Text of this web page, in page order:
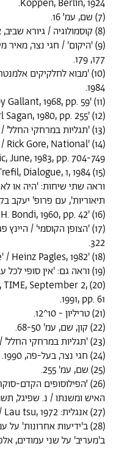
Koppen, Berlin, 1924.
(7) שם, עמ׳ 16.
(8) קוסמולוגיה / גיורא שביב, אוניברסיטה משודרת, 1978.
177, 179.
(10) 'מבוא לחלקיקים
1984.
(11) 'Exploring the Universe' / Roy Gallant, 1968, pp. 59.
(12) 'Cosmos' / Carl Sagan, 1980, pp. 255.
(13) 'תגליות במרחקי החלל' / בן בובה, 1974, עמ' 24.
/ Rick Gore, National
June, 1983, pp. 704-749.
(15) James Trefil, Dialogue, 1, 1984.
וראה שתי שיחות: 'היה או
תיאוריות', עם פרופ' יעקב
(16) 'The Universe at large' / H. Bondi, 1960, pp. 42.
322.
(18) 'The Cosmic Code' / Heinz Pagles, 1982.
(19) וראה גם: 'אין סופי לכל עבר' / פ.ג. דייסון, עברית 1992.
TIME, September 2,
1991, pp. 61.
(21) טריליון - 10^12.
(22) קון, שם, עמ' 68-50.
(23) 'תגליות במרחקי החלל' / בן בובה, 1974, עמ' 47.
(24) חגי נצר, בעל-פה, 1990.
(25) שם, עמ' 255.
האיש ומשנתו / נ. שפיגל,
(27) אנגלית: Tau Te Ching / Lau tsu, 1972
(28) ב'ידיעות אחרונות'
ב'מעריב' על שני עמודים,